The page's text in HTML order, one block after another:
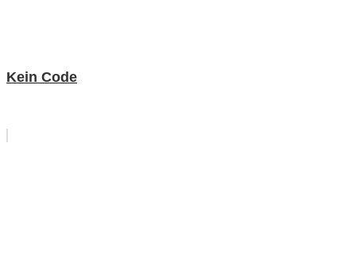
Kein Code